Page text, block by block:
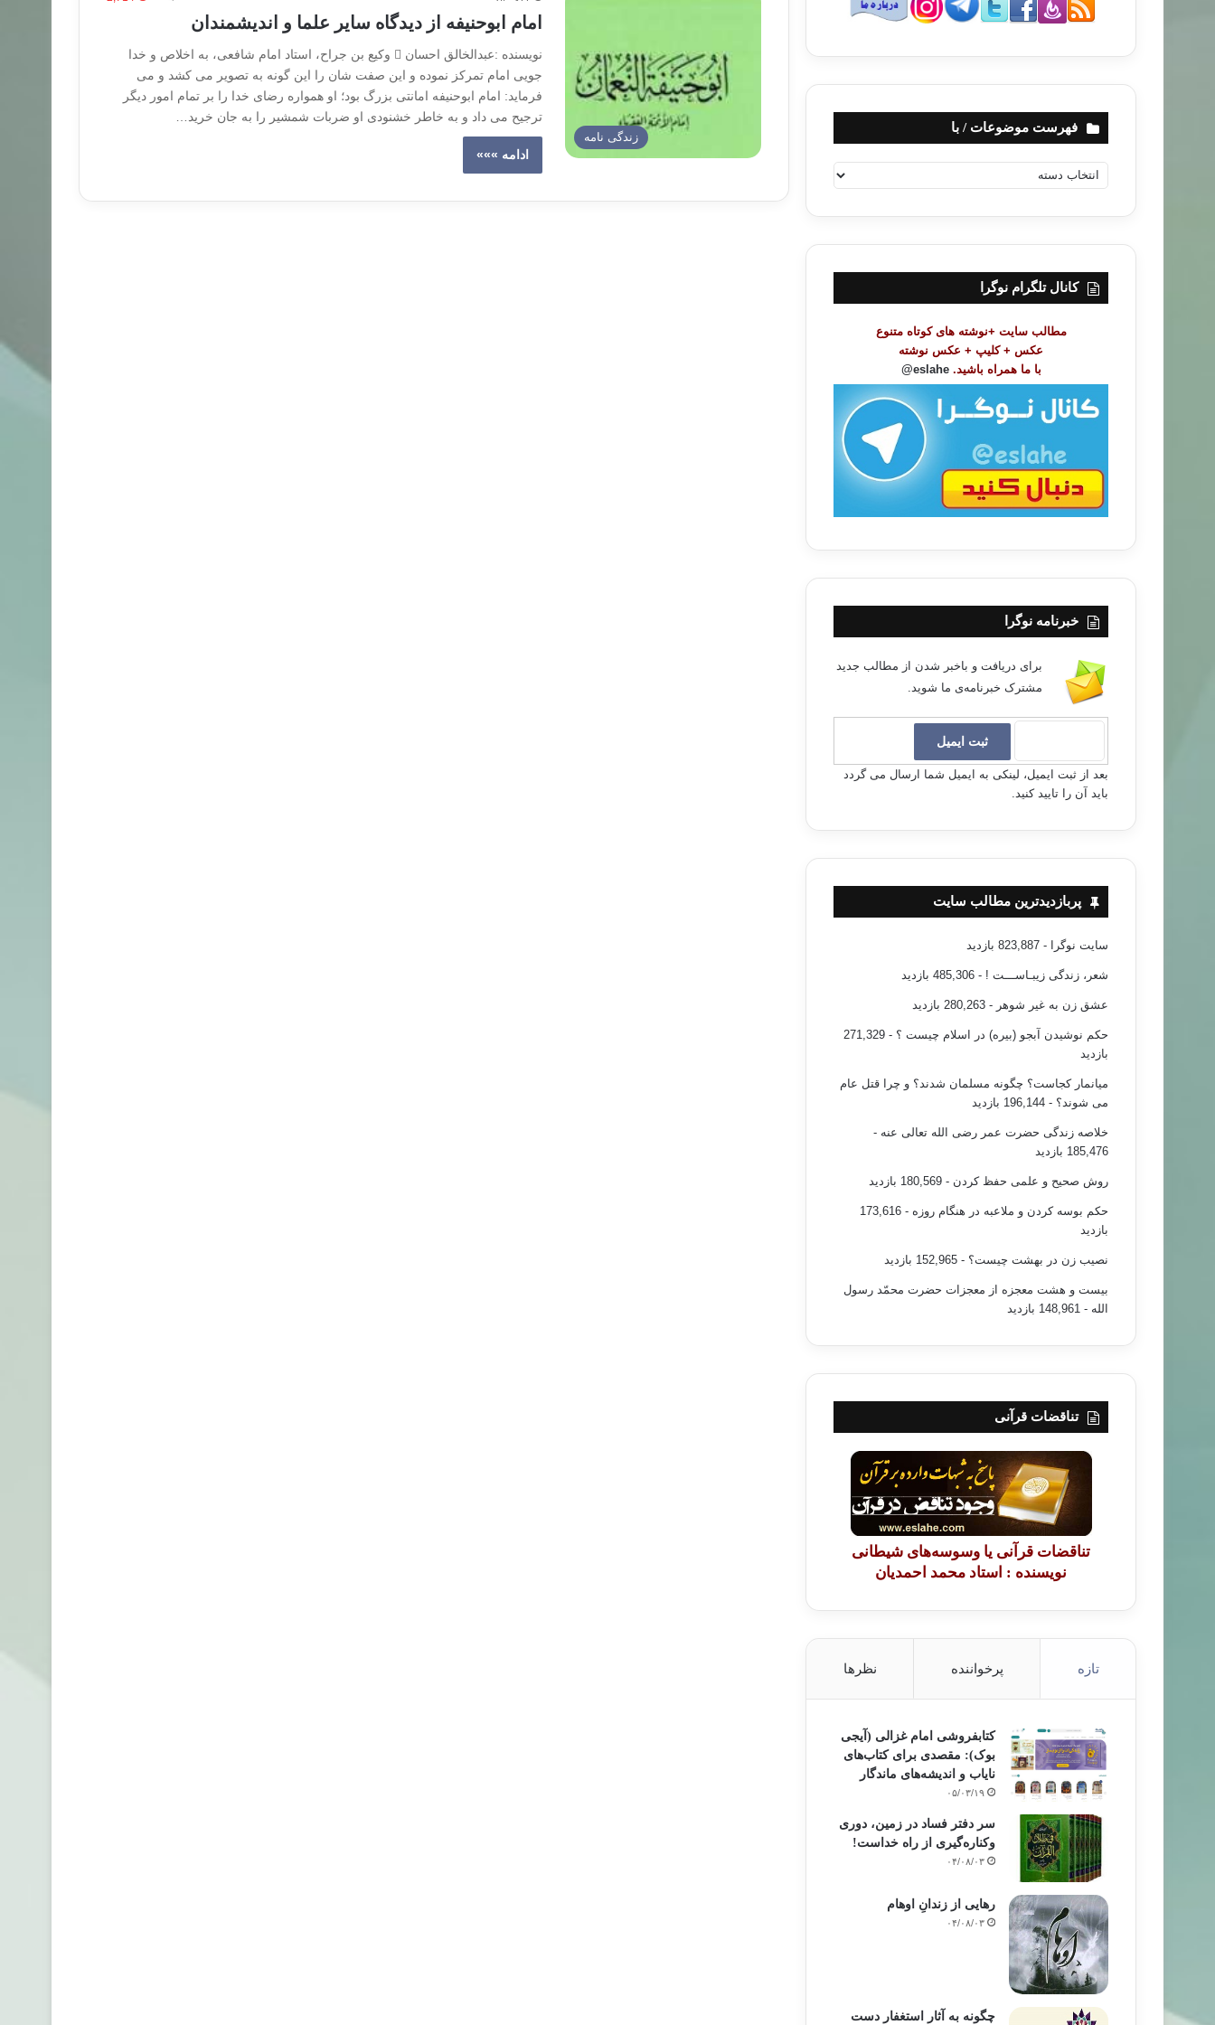
زندگی نامه
امام ابوحنیفه از دیدگاه سایر علما و اندیشمندان
نویسنده :عبدالخالق احسان  وکیع بن جراح، استاد امام شافعی، به اخلاص و خدا
جویی امام تمرکز نموده و این صفت شان را این گونه به تصویر می کشد و می
فرماید: امام ابوحنیفه امانتی بزرگ بود؛ او همواره رضای خدا را بر تمام امور دیگر
ترجیح می داد و به خاطر خشنودی او ضربات شمشیر را به جان خرید…
ادامه »»»
فهرست موضوعات / با
ه
ت
ض
کانال تلگرام نوگرا
مطالب سایت +نوشته های کوتاه متنوع
عکس + کلیپ + عکس نوشته
با ما همراه باشید. eslahe@
خبرنامه نوگرا
برای دریافت و باخبر شدن از مطالب جدید
مشترک خبرنامه‌ی ما شوید.
بعد از ثبت ایمیل، لینکی به ایمیل شما ارسال می گردد
باید آن را تایید کنید.
پربازدیدترین مطالب سایت
سایت نوگرا - 823,887 بازدید
شعر، زندگی زیبـاســـت ! - 485,306 بازدید
عشق زن به غیر شوهر - 280,263 بازدید
حکم نوشیدن آبجو (بیره) در اسلام چیست ؟
- 271,329
بازدید
میانمار کجاست؟ چگونه مسلمان شدند؟ و چرا قتل عام
می شوند؟ - 196,144 بازدید
خلاصه زندگی حضرت عمر رضی الله تعالی عنه -
185,476 بازدید
روش صحیح و علمی حفظ کردن - 180,569 بازدید
حکم بوسه کردن و ملاعبه در هنگام روزه
- 173,616
بازدید
نصیب زن در بهشت چیست؟ - 152,965 بازدید
بیست و هشت معجزه از معجزات حضرت محمّد رسول
الله - 148,961 بازدید
تناقضات قرآنی
تناقضات قرآنی یا وسوسه‌های شیطانی
نویسنده : استاد محمد احمدیان
تازه پرخواننده نظرها
کتابفروشی امام غزالی (آیجی
بوک): مقصدی برای کتاب‌های
نایاب و اندیشه‌های ماندگار
۰۵/۰۳/۱۹
سر دفتر فساد در زمین‌، دوری
وکناره‌گیری از راه خداست‌!
۰۴/۰۸/۰۳
رهایی از زندانِ اوهام
۰۴/۰۸/۰۳
چگونه به آثار استغفار دست